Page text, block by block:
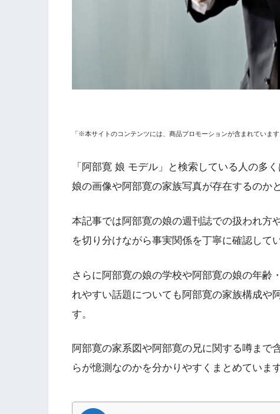
「※本サイトのコンテンツには、商品プロモーションが含まれています
「阿部寛 娘 モデル」と検索している人の多
娘の画像や阿部寛の家族写真が存在するのか
本記事では阿部寛の娘の週刊誌での扱われ方
を切り分けながら事実関係を丁寧に確認して
さらに阿部寛の娘の学校や阿部寛の娘の年齢
れやすい話題についても阿部寛の家族構成や
す。
阿部寛の家系図や阿部寛の兄に関する噂まで
らが憶測なのかを分かりやすくまとめています